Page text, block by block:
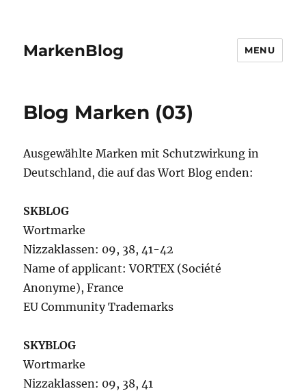
MarkenBlog MENU
Blog Marken (03)
Ausgewählte Marken mit Schutzwirkung in
Deutschland, die auf das Wort Blog enden:
SKBLOG
Wortmarke
Nizzaklassen: 09, 38, 41-42
Name of applicant: VORTEX (Société
Anonyme), France
EU Community Trademarks
SKYBLOG
Wortmarke
Nizzaklassen: 09, 38, 41